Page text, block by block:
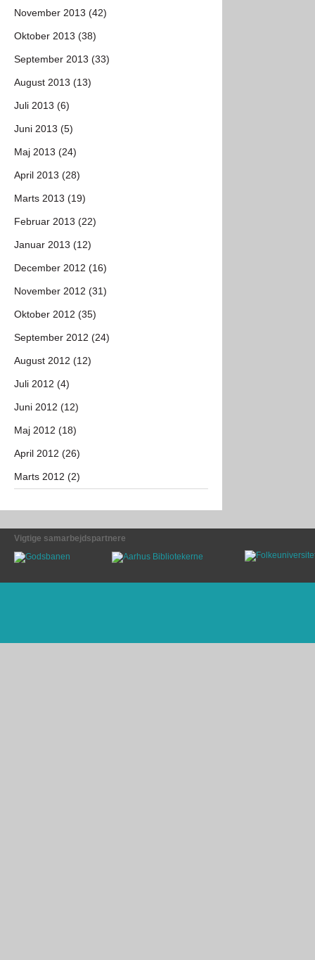
November 2013 (42)
Oktober 2013 (38)
September 2013 (33)
August 2013 (13)
Juli 2013 (6)
Juni 2013 (5)
Maj 2013 (24)
April 2013 (28)
Marts 2013 (19)
Februar 2013 (22)
Januar 2013 (12)
December 2012 (16)
November 2012 (31)
Oktober 2012 (35)
September 2012 (24)
August 2012 (12)
Juli 2012 (4)
Juni 2012 (12)
Maj 2012 (18)
April 2012 (26)
Marts 2012 (2)
Vigtige samarbejdspartnere